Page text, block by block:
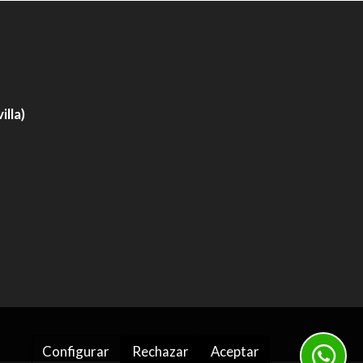
Configurar Rechazar Aceptar